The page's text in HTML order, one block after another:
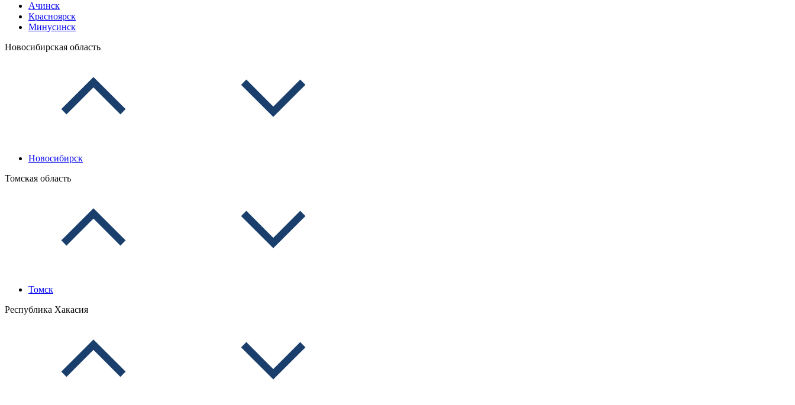
Ачинск
Красноярск
Минусинск
Новосибирская область
Новосибирск
Томская область
Томск
Республика Хакасия